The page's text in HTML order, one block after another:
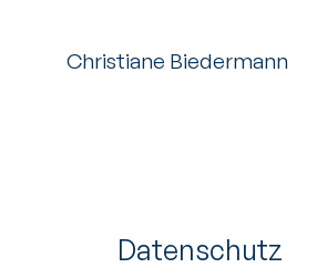
Christiane Biedermann
Datenschutz